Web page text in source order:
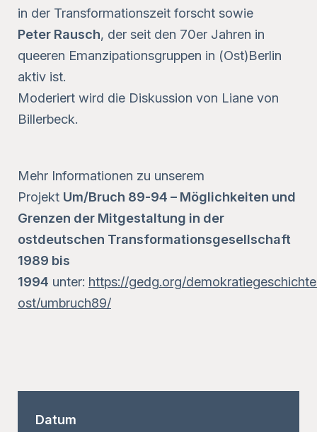
in der Transformationszeit forscht sowie
Peter Rausch, der seit den 70er Jahren in
queeren Emanzipationsgruppen in (Ost)Berlin
aktiv ist.
Moderiert wird die Diskussion von Liane von
Billerbeck.
Mehr Informationen zu unserem
Projekt Um/Bruch 89-94 – Möglichkeiten und
Grenzen der Mitgestaltung in der
ostdeutschen Transformationsgesellschaft
1989 bis
1994 unter: https://gedg.org/
ost/umbruch89/
Datum